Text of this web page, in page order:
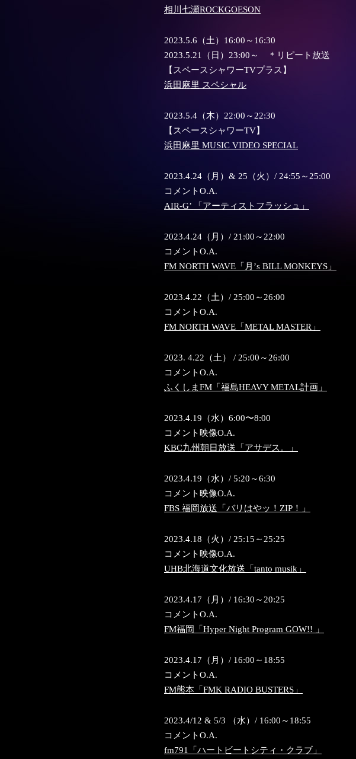
相川七瀬ROCKGOESON
2023.5.6（土）16:00～16:30
2023.5.21（日）23:00～ ＊リピート放送
【スペースシャワーTVプラス】
浜田麻里 スペシャル
2023.5.4（木）22:00～22:30
【スペースシャワーTV】
浜田麻里 MUSIC VIDEO SPECIAL
2023.4.24（月）& 25（火）/ 24:55～25:00
コメントO.A.
AIR-G’ 「アーティストフラッシュ」
2023.4.24（月）/ 21:00～22:00
コメントO.A.
FM NORTH WAVE「月’s BILL MONKEYS」
2023.4.22（土）/ 25:00～26:00
コメントO.A.
FM NORTH WAVE「METAL MASTER」
2023. 4.22（土） / 25:00～26:00
コメントO.A.
ふくしまFM「福島HEAVY METAL計画」
2023.4.19（水）6:00〜8:00
コメント映像O.A.
KBC九州朝日放送「アサデス。」
2023.4.19（水）/ 5:20～6:30
コメント映像O.A.
FBS 福岡放送「バリはやッ！ZIP！」
2023.4.18（火）/ 25:15～25:25
コメント映像O.A.
UHB北海道文化放送「tanto musik」
2023.4.17（月）/ 16:30～20:25
コメントO.A.
FM福岡「Hyper Night Program GOW!! 」
2023.4.17（月）/ 16:00～18:55
コメントO.A.
FM熊本「FMK RADIO BUSTERS」
2023.4/12 & 5/3 （水）/ 16:00～18:55
コメントO.A.
fm791「ハートビートシティ・クラブ」